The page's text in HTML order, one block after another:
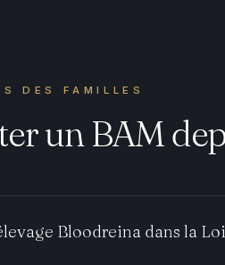
DES FAMILLES
un BAM
Bloodreina dans la